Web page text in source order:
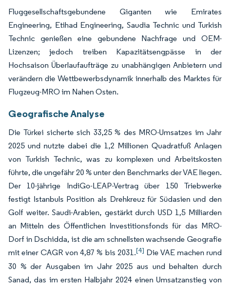
Fluggesellschaftsgebundene Giganten wie Emirates
Engineering, Etihad Engineering, Saudia Technic und Turkish
Technic genießen eine gebundene Nachfrage und OEM-
Lizenzen; jedoch treiben Kapazitätsengpässe in der
Hochsaison Überlaufaufträge zu unabhängigen Anbietern und
verändern die Wettbewerbsdynamik innerhalb des Marktes für
Flugzeug-MRO im Nahen Osten.
Geografische Analyse
Die Türkei sicherte sich 33,25 % des MRO-Umsatzes im Jahr
2025 und nutzte dabei die 1,2 Millionen Quadratfuß Anlagen
von Turkish Technic, was zu komplexen und Arbeitskosten
führte, die ungefähr 20 % unter den Benchmarks der VAE liegen.
Der 10-jährige IndiGo-LEAP-Vertrag über 150 Triebwerke
festigt Istanbuls Position als Drehkreuz für Südasien und den
Golf weiter. Saudi-Arabien, gestärkt durch USD 1,5 Milliarden
an Mitteln des Öffentlichen Investitionsfonds für das MRO-
Dorf in Dschidda, ist die am schnellsten wachsende Geografie
mit einer CAGR von 4,87 % bis 2031.[4] Die VAE machen rund
30 % der Ausgaben im Jahr 2025 aus und behalten durch
Sanad, das im ersten Halbjahr 2024 einen Umsatzanstieg von